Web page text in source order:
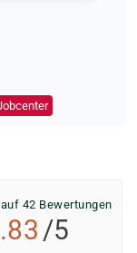
42 Bewertungen
/5